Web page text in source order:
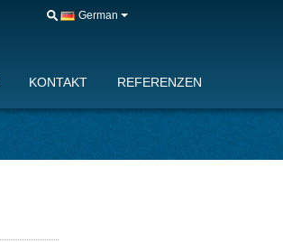
German
KONTAKT REFERENZEN